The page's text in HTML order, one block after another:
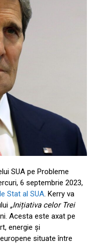
SUA pe Probleme
6 septembrie 2023,
Stat al SUA. Kerry va
„Inițiativa celor Trei
Acesta este axat pe
energie și
situate între